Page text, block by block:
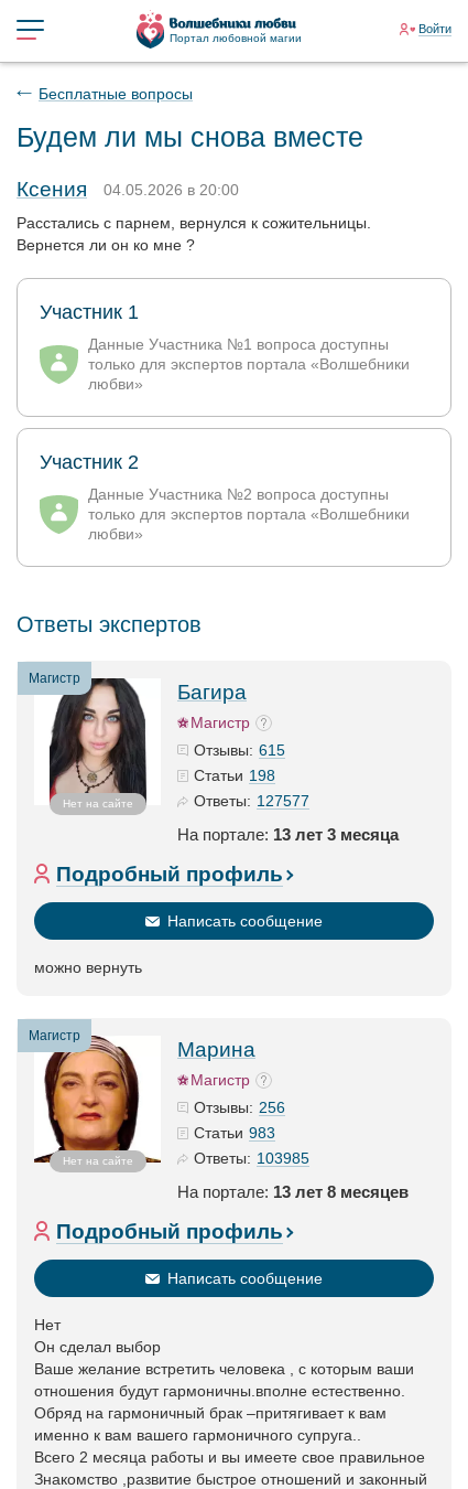
Портал любовной магии
Войти
Бесплатные вопросы
Будем ли мы снова вместе
Ксения
04.05.2026 в 20:00
Расстались с парнем, вернулся к сожительницы.
Вернется ли он ко мне ?
Участник 1
Данные Участника №1 вопроса доступны
только для экспертов портала «Волшебники
любви»
Участник 2
Данные Участника №2 вопроса доступны
только для экспертов портала «Волшебники
любви»
Ответы экспертов
Магистр
Нет на сайте
Багира
Магистр
Отзывы: 615
Статьи 198
Ответы: 127577
На портале: 13 лет 3 месяца
Подробный профиль
Написать сообщение
можно вернуть
Магистр
Нет на сайте
Марина
Магистр
Отзывы: 256
Статьи 983
Ответы: 103985
На портале: 13 лет 8 месяцев
Подробный профиль
Написать сообщение
Нет
Он сделал выбор
Ваше желание встретить человека , с которым ваши
отношения будут гармоничны.вполне естественно.
Обряд на гармоничный брак –притягивает к вам
именно к вам вашего гармоничного супруга..
Всего 2 месяца работы и вы имеете свое правильное
Знакомство ,развитие быстрое отношений и законный